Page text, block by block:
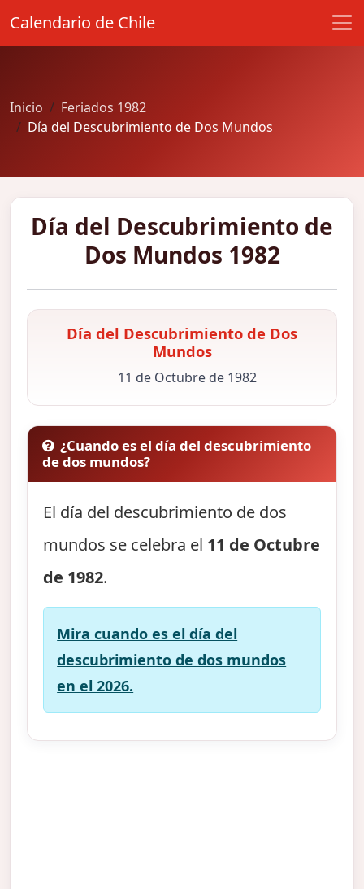
Calendario de Chile
Inicio
Feriados 1982
Día del Descubrimiento de Dos Mundos
Día del Descubrimiento de
Dos Mundos 1982
Día del Descubrimiento de Dos
Mundos
11 de Octubre de 1982
¿Cuando es el día del descubrimiento
de dos mundos?
El día del descubrimiento de dos
mundos se celebra el 11 de Octubre
de 1982.
Mira cuando es el día del
descubrimiento de dos mundos
en el 2026.